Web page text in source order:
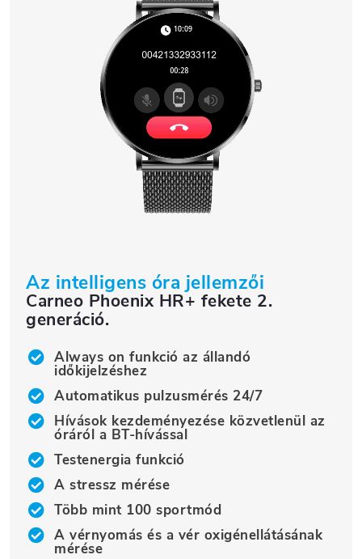
Az intelligens óra jellemzői
Carneo Phoenix HR+ fekete 2.
generáció.
Always on funkció az állandó
időkijelzéshez
Automatikus pulzusmérés 24/7
Hívások kezdeményezése közvetlenül az
óráról a BT-hívással
Testenergia funkció
A stressz mérése
Több mint 100 sportmód
A vérnyomás és a vér oxigénellátásának
mérése